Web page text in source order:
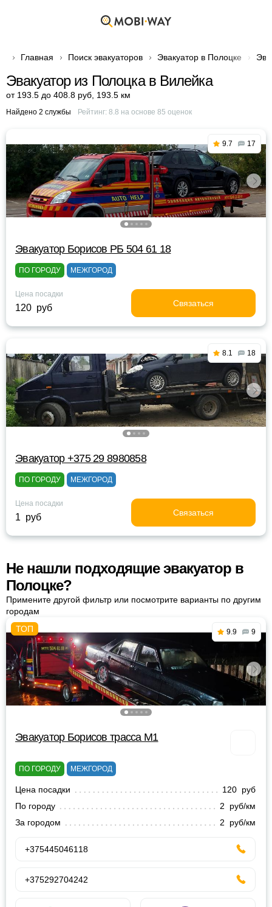
Главная Поиск эвакуаторов Эвакуатор в Полоцке
Эвакуатор из Полоцка в Вилейка
от 193.5 до 408.8 руб 193.5 км
Найдено 2 службы Рейтинг: 8.8 на основе 85 оценок
9.7 17
Эвакуатор Борисов РБ 504 61 18
ПО ГОРОДУ МЕЖГОРОД
Цена посадки
120 руб Связаться
8.1 18
Эвакуатор +375 29 8980858
ПО ГОРОДУ МЕЖГОРОД
Цена посадки
1 руб Связаться
Не нашли подходящие эвакуатор в
Полоцке?
Примените другой фильтр или посмотрите варианты по другим
городам
9.9 9
Эвакуатор Борисов трасса М1
ПО ГОРОДУ МЕЖГОРОД
Цена посадки
120 руб
По городу
2 руб/км
За городом
2 руб/км
+375445046118
+375292704242